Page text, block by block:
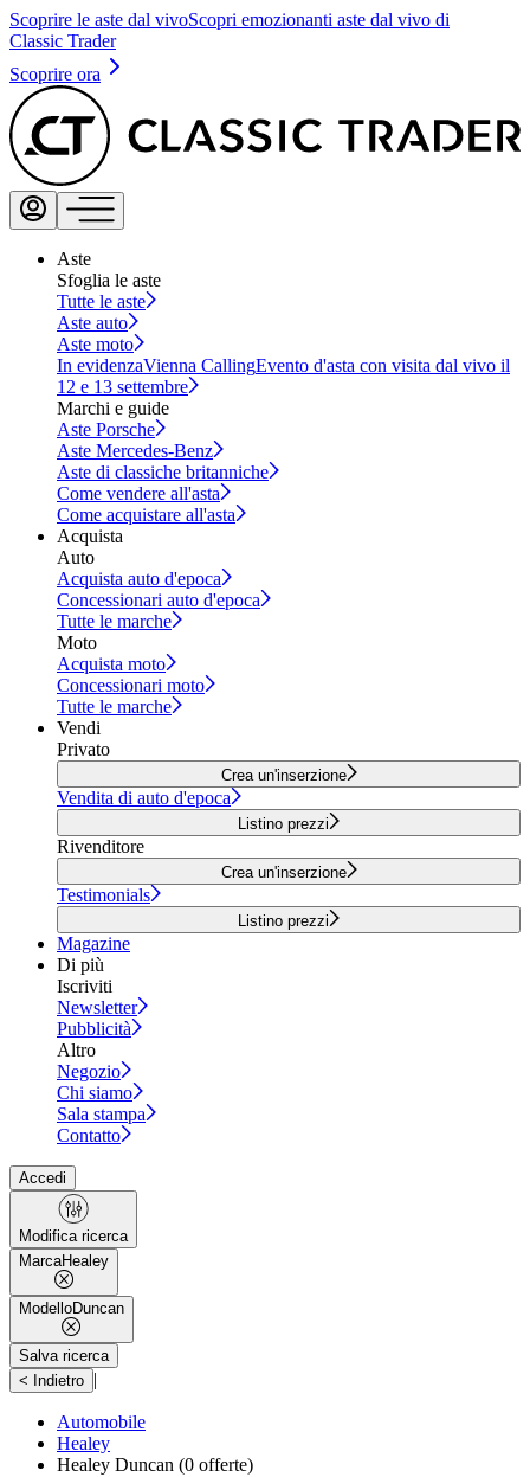
Scoprire le aste dal vivoScopri emozionanti aste dal vivo di
Classic Trader
Scoprire ora
Aste
Sfoglia le aste
Tutte le aste
Aste auto
Aste moto
In evidenzaVienna CallingEvento d'asta con visita dal vivo il
12 e 13 settembre
Marchi e guide
Aste Porsche
Aste Mercedes-Benz
Aste di classiche britanniche
Come vendere all'asta
Come acquistare all'asta
Acquista
Auto
Acquista auto d'epoca
Concessionari auto d'epoca
Tutte le marche
Moto
Acquista moto
Concessionari moto
Tutte le marche
Vendi
Privato
Crea un'inserzione
Vendita di auto d'epoca
Listino prezzi
Rivenditore
Crea un'inserzione
Testimonials
Listino prezzi
Magazine
Di più
Iscriviti
Newsletter
Pubblicità
Altro
Negozio
Chi siamo
Sala stampa
Contatto
Accedi
Modifica ricerca
MarcaHealey
ModelloDuncan
Salva ricerca
< Indietro |
Automobile
Healey
Healey Duncan (0 offerte)